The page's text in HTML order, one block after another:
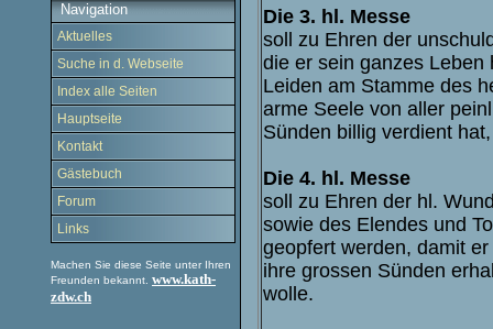
Navigation
Aktuelles
Suche in d. Webseite
Index alle Seiten
Hauptseite
Kontakt
Gästebuch
Forum
Links
Machen Sie diese Seite unter Ihren
Freunden bekannt. www.kath-
zdw.ch
Die 3. hl. Messe
soll zu Ehren der
die er sein ganzes
Leiden am Stamme des
arme Seele von aller
Sünden billig verdient
Die 4. hl. Messe
soll zu Ehren der hl.
sowie des Elendes und
geopfert werden, damit
ihre grossen Sünden
wolle.